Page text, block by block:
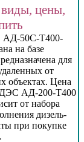
цены,
АД-50С-Т400-
на базе
для
от
объектах. Цена
ДЭС АД-200-Т400
от набора
дизель-
при покупке